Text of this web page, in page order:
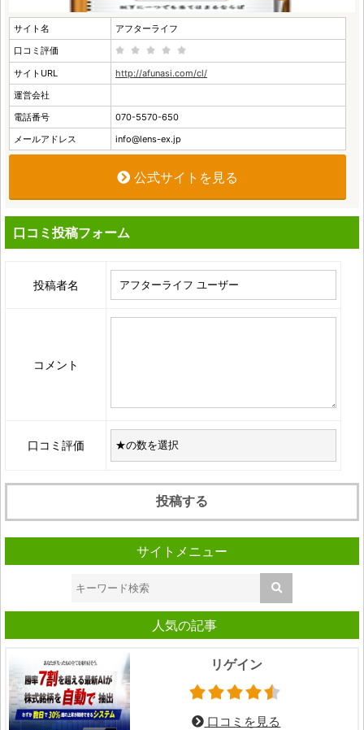
サイト名
アフターライフ
口コミ評価
サイトURL
http://afunasi.com/cl/
運営会社
電話番号
070-5570-650
メールアドレス
info@lens-ex.jp
公式サイトを見る
口コミ投稿フォーム
投稿者名
コメント
口コミ評価
サイトメニュー
人気の記事
リゲイン
口コミを見る